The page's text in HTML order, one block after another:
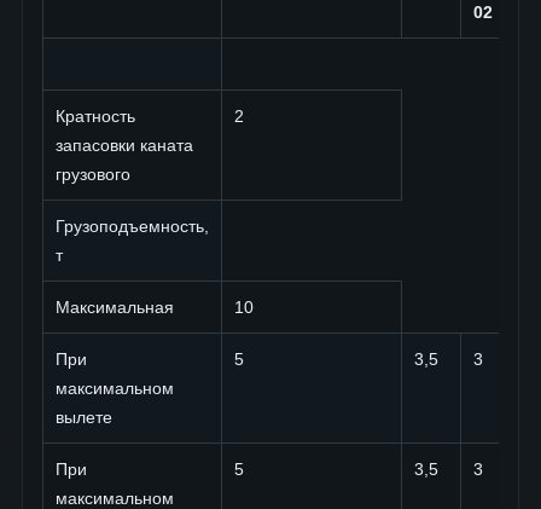
02
Кратность
запасовки каната
грузового
2
Грузоподъемность,
т
Максимальная 10
При
максимальном
вылете
5 3,5 3
При
максимальном
5 3,5 3